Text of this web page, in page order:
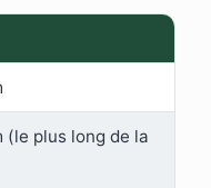
(le plus long de la